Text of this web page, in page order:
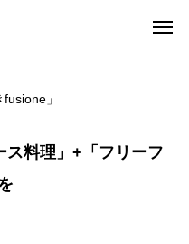
」
ス料理」+「フリーフ